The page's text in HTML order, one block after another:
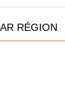
RÉGION